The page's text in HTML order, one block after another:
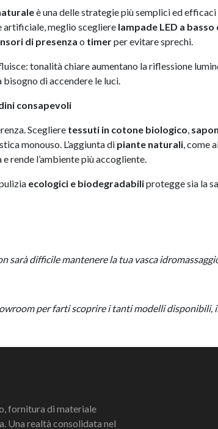
è una delle strategie più semplici ed efficaci
artificiale, meglio scegliere lampade LED a basso
di presenza o timerper evitare sprechi.
tonalità chiare aumentano la riflessione
bisogno di accendere le luci.
consapevoli
Scegliere tessuti in cotone biologico
monouso. L’aggiunta di piante naturali , come
rende l’ambiente più accogliente.
ecologici e biodegradabiliprotegge sia la
sarà difficile mantenere la tua vasca
per farti scoprire i tanti modelli disponibili,
fornitura di materiale
Una realtà consolidata nel